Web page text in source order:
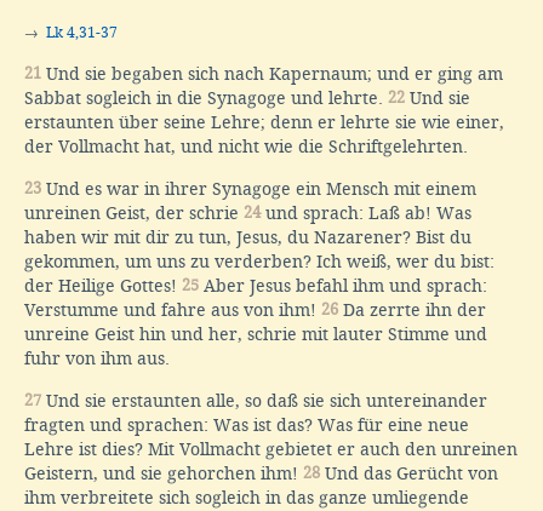
→ Lk 4,31-37
21 Und sie begaben sich nach Kapernaum; und er ging am
Sabbat sogleich in die Synagoge und lehrte. 22 Und sie
erstaunten über seine Lehre; denn er lehrte sie wie einer,
der Vollmacht hat, und nicht wie die Schriftgelehrten.
23 Und es war in ihrer Synagoge ein Mensch mit einem
unreinen Geist, der schrie 24und sprach: Laß ab! Was
haben wir mit dir zu tun, Jesus, du Nazarener? Bist du
gekommen, um uns zu verderben? Ich weiß, wer du bist:
der Heilige Gottes! 25 Aber Jesus befahl ihm und sprach:
Verstumme und fahre aus von ihm! 26 Da zerrte ihn der
unreine Geist hin und her, schrie mit lauter Stimme und
fuhr von ihm aus.
27 Und sie erstaunten alle, so daß sie sich untereinander
fragten und sprachen: Was ist das? Was für eine neue
Lehre ist dies? Mit Vollmacht gebietet er auch den unreinen
Geistern, und sie gehorchen ihm! 28 Und das Gerücht von
ihm verbreitete sich sogleich in das ganze umliegende